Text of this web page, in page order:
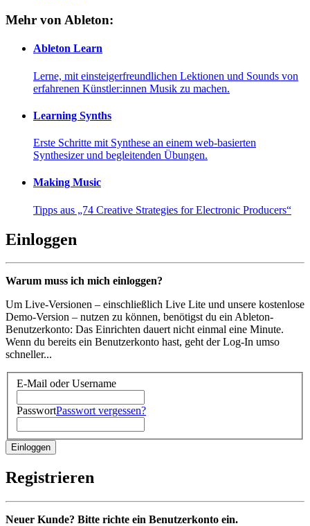
Mehr von Ableton:
Ableton Learn
Lerne, mit einsteigerfreundlichen Lektionen und Sounds von
erfahrenen Künstler:innen Musik zu machen.
Learning Synths
Erste Schritte mit Synthese an einem web-basierten
Synthesizer und begleitenden Übungen.
Making Music
Tipps aus „74 Creative Strategies for Electronic Producers“
Einloggen
Warum muss ich mich einloggen?
Um Live-Versionen – einschließlich Live Lite und unsere kostenlose
Demo-Version – nutzen zu können, benötigst du ein Ableton-
Benutzerkonto: Das Einrichten dauert nicht einmal eine Minute.
Wenn du bereits ein Benutzerkonto hast, geht der Log-In umso
schneller...
E-Mail oder Username
PasswortPasswort vergessen?
Registrieren
Neuer Kunde? Bitte richte ein Benutzerkonto ein.